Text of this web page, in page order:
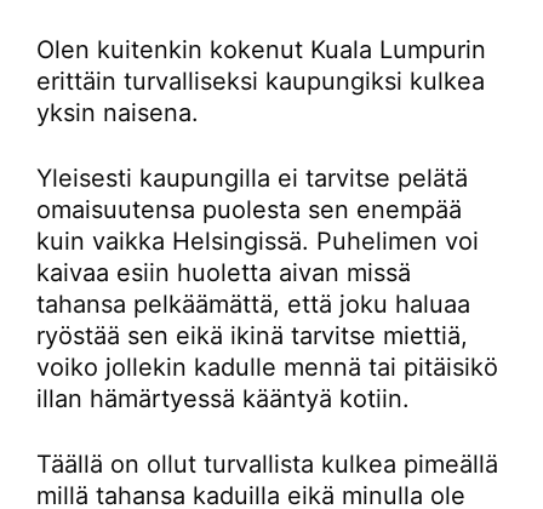
Olen kuitenkin kokenut Kuala Lumpurin
erittäin turvalliseksi kaupungiksi kulkea
yksin naisena.
Yleisesti kaupungilla ei tarvitse pelätä
omaisuutensa puolesta sen enempää
kuin vaikka Helsingissä. Puhelimen voi
kaivaa esiin huoletta aivan missä
tahansa pelkäämättä, että joku haluaa
ryöstää sen eikä ikinä tarvitse miettiä,
voiko jollekin kadulle mennä tai pitäisikö
illan hämärtyessä kääntyä kotiin.
Täällä on ollut turvallista kulkea pimeällä
millä tahansa kaduilla eikä minulla ole